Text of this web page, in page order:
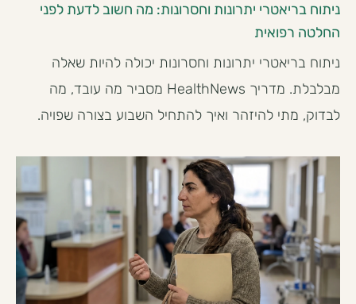
ניתוח בריאטרי יתרונות וחסרונות: מה חשוב לדעת לפני
החלטה רפואית
ניתוח בריאטרי יתרונות וחסרונות יכולה להיות שאלה
מבלבלת. מדריך HealthNews מסביר מה עובד, מה
לבדוק, מתי להיזהר ואיך להתחיל השבוע בצורה שפויה.